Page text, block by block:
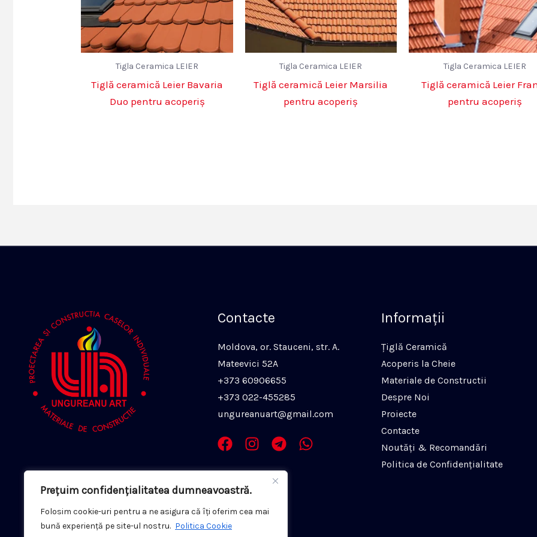
Prețuim confidențialitatea dumneavoastră.
Folosim cookie-uri pentru a ne asigura că îți oferim cea mai
bună experiență pe site-ul nostru. Politica Cookie
Tigla Ceramica LEIER
Tiglă ceramică Leier Bavaria
Duo pentru acoperiș
Tigla Ceramica LEIER
Tiglă ceramică Leier Marsilia
pentru acoperiș
Tigla Ceramica LEIER
Tiglă ceramică Leier
pentru acoperiș
Contacte
Moldova, or. Stauceni, str. A.
Mateevici 52A
+373 60906655
+373 022-455285
ungureanuart@gmail.com
Informaţii
Ţiglă Ceramică
Acoperis la Cheie
Materiale de Constructii
Despre Noi
Proiecte
Contacte
Noutăți & Recomandări
Politica de Confidenţialitate